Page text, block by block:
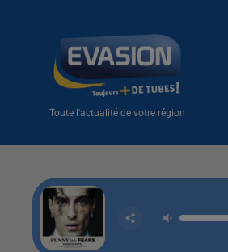
Toute l'actualité de votre région